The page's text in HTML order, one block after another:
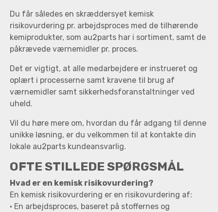
Du får således en skræddersyet kemisk
risikovurdering pr. arbejdsproces med de tilhørende
kemiprodukter, som au2parts har i sortiment, samt de
påkrævede værnemidler pr. proces.
Det er vigtigt, at alle medarbejdere er instrueret og
oplært i processerne samt kravene til brug af
værnemidler samt sikkerhedsforanstaltninger ved
uheld.
Vil du høre mere om, hvordan du får adgang til denne
unikke løsning, er du velkommen til at kontakte din
lokale au2parts kundeansvarlig.
OFTE STILLEDE SPØRGSMÅL
Hvad er en kemisk risikovurdering?
En kemisk risikovurdering er en risikovurdering af:
• En arbejdsproces, baseret på stoffernes og